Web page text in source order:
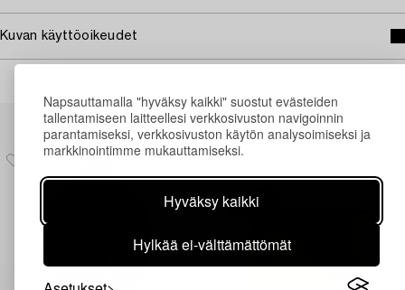
Napsauttamalla "hyväksy kaikki" suostut evästeiden
tallentamiseen laitteellesi verkkosivuston navigoinnin
parantamiseksi, verkkosivuston käytön analysoimiseksi ja
markkinointimme mukauttamiseksi.
Hyväksy kaikki
Hylkää ei-välttämättömät
Kuvan käyttöoikeudet
Muiden katsomia kohteita